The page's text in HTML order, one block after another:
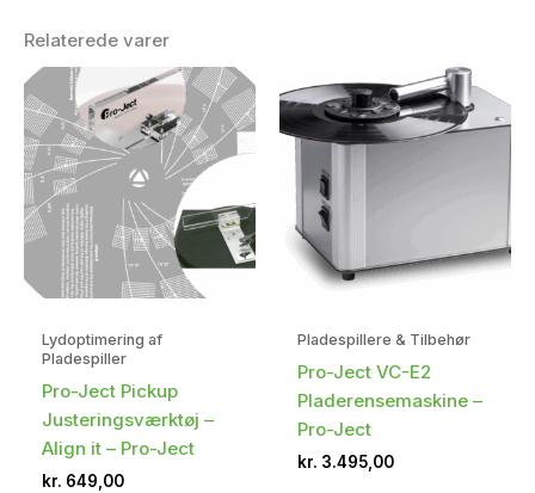
Relaterede varer
Lydoptimering af
Pladespiller
Pro-Ject Pickup
Justeringsværktøj –
Align it – Pro-Ject
kr. 649,00
Pladespillere & Tilbehør
Pro-Ject VC-E2
Pladerensemaskine –
Pro-Ject
kr. 3.495,00